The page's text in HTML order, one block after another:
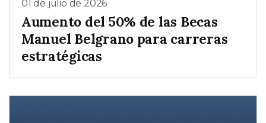
01 de julio de 2026
Aumento del 50% de las Becas
Manuel Belgrano para carreras
estratégicas